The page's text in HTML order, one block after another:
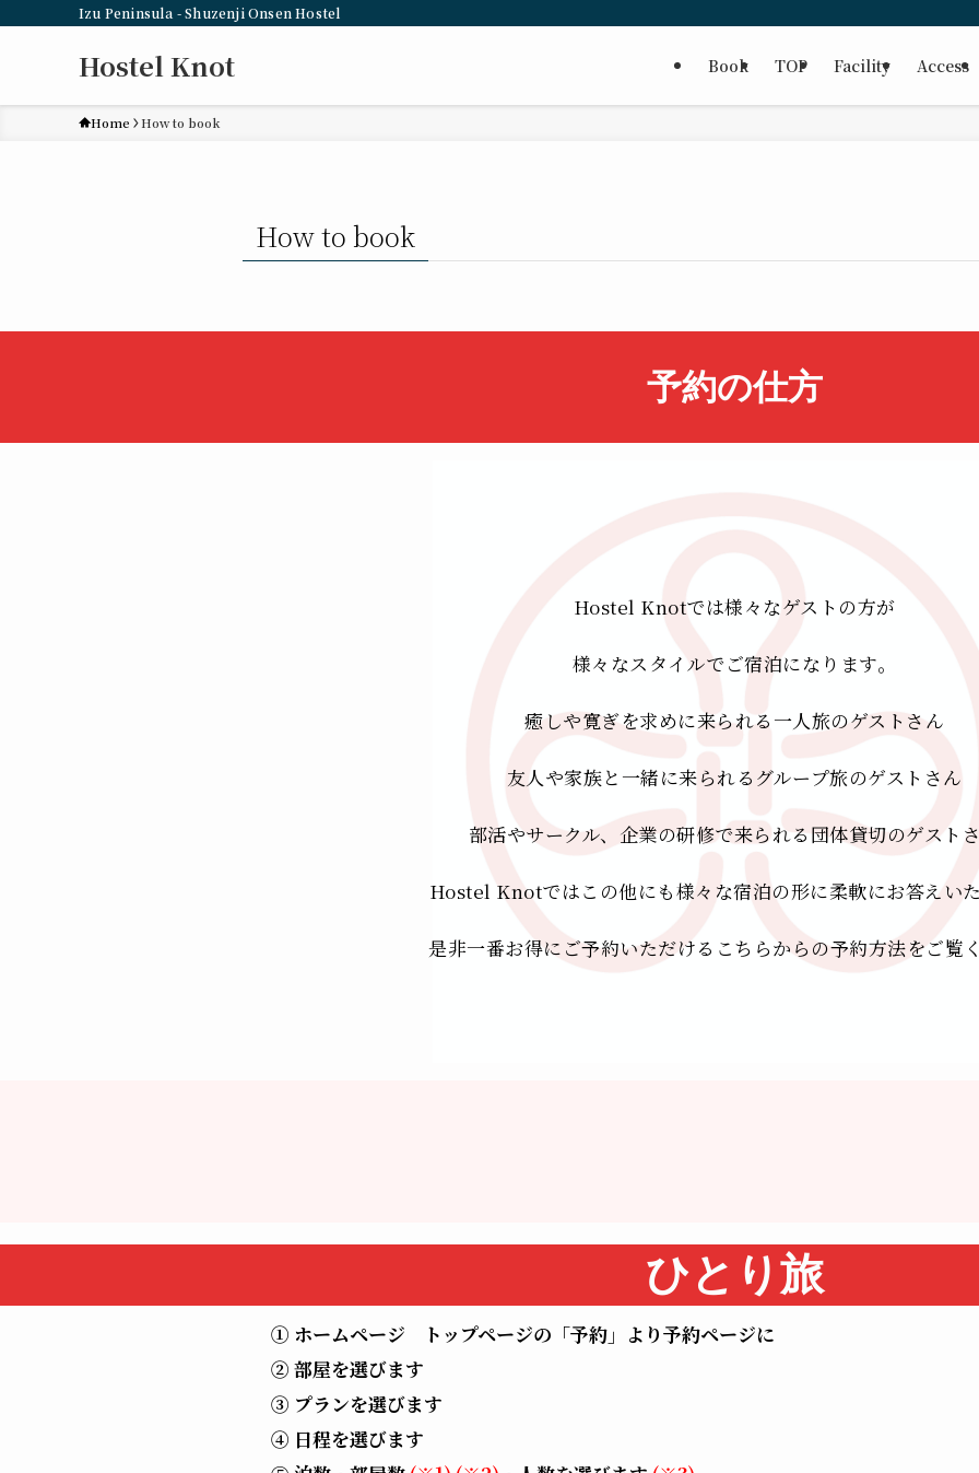
Izu Peninsula - Shuzenji Onsen Hostel
Hostel Knot Book TOP Facility Access
Home How to book
How to book
予約の仕方
Hostel Knotでは様々なゲストの方が
様々なスタイルでご宿泊になります。
癒しや寛ぎを求めに来られる一人旅のゲストさん
友人や家族と一緒に来られるグループ旅のゲストさん
部活やサークル、企業の研修で来られる団体貸切のゲスト
Hostel Knotではこの他にも様々な宿泊の形に柔軟にお答えい
是非一番お得にご予約いただけるこちらからの予約方法をご覧
ひとり旅
① ホームページ トップページの「予約」より予約ページに
② 部屋を選びます
③ プランを選びます
④ 日程を選びます